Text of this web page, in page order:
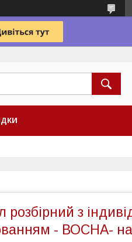
розбірний з
- ВОСНА-